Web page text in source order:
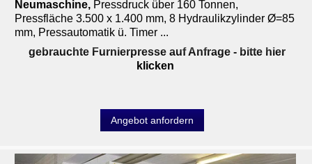
Neumaschine, Pressdruck über 160 Tonnen,
Pressfläche 3.500 x 1.400 mm, 8 Hydraulikzylinder Ø=85
mm, Pressautomatik ü. Timer ...
gebrauchte Furnierpresse auf Anfrage- bitte hier
klicken
Angebot anfordern